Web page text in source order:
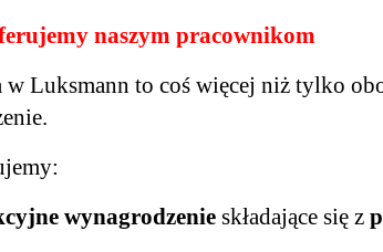
naszym pracownikom
w Luksmann to coś więcej niż tylko
wynagrodzenie składające się z